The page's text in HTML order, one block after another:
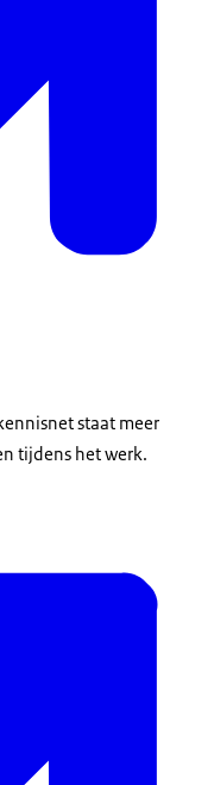
staat meer
tijdens het werk.